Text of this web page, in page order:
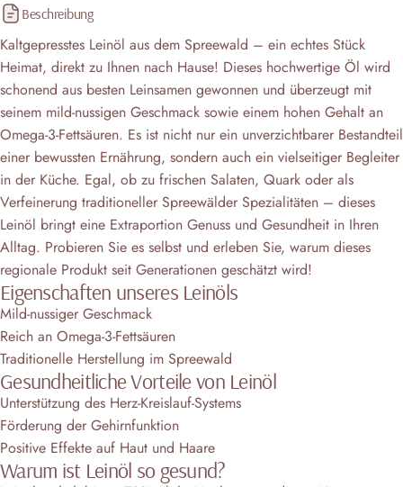
Beschreibung
Kaltgepresstes Leinöl aus dem Spreewald – ein echtes Stück
Heimat, direkt zu Ihnen nach Hause! Dieses hochwertige Öl wird
schonend aus besten Leinsamen gewonnen und überzeugt mit
seinem mild-nussigen Geschmack sowie einem hohen Gehalt an
Omega-3-Fettsäuren. Es ist nicht nur ein unverzichtbarer Bestandteil
einer bewussten Ernährung, sondern auch ein vielseitiger Begleiter
in der Küche. Egal, ob zu frischen Salaten, Quark oder als
Verfeinerung traditioneller Spreewälder Spezialitäten – dieses
Leinöl bringt eine Extraportion Genuss und Gesundheit in Ihren
Alltag. Probieren Sie es selbst und erleben Sie, warum dieses
regionale Produkt seit Generationen geschätzt wird!
Eigenschaften unseres Leinöls
Mild-nussiger Geschmack
Reich an Omega-3-Fettsäuren
Traditionelle Herstellung im Spreewald
Gesundheitliche Vorteile von Leinöl
Unterstützung des Herz-Kreislauf-Systems
Förderung der Gehirnfunktion
Positive Effekte auf Haut und Haare
Warum ist Leinöl so gesund?